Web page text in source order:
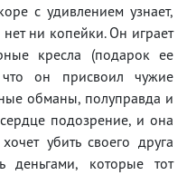
с удивлением узнает,
ни копейки. Он играет
кресла (подарок ее
что он присвоил чужие
обманы, полуправда и
подозрение, и она
убить своего друга
деньгами, которые тот